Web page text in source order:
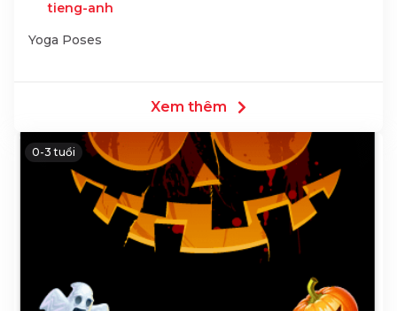
tieng-anh
Yoga Poses
Xem thêm
0-3 tuổi